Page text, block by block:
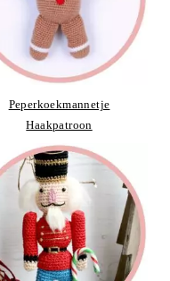
Peperkoekmannetje
Haakpatroon